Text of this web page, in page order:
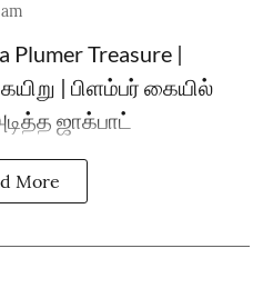
Plumer Treasure |
| பிளம்பர் கையில்
ஜாக்பாட்
More